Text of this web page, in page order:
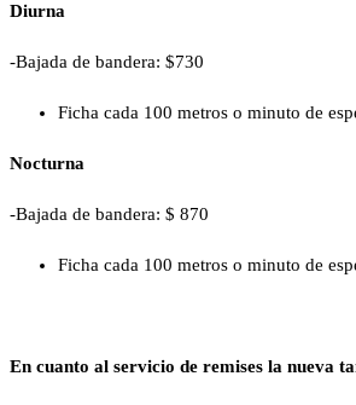
Diurna
-Bajada de bandera: $730
Ficha cada 100 metros o minuto de
Nocturna
-Bajada de bandera: $ 870
Ficha cada 100 metros o minuto de
En cuanto al servicio de remises la nueva